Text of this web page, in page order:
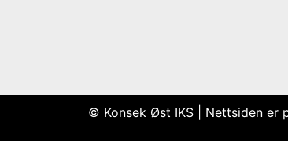
© Konsek Øst IKS | Nettsiden er